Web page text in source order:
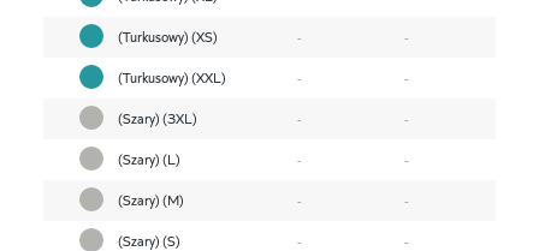
(Turkusowy) (XS)
-
-
(Turkusowy) (XXL)
-
-
(Szary) (3XL)
-
-
(Szary) (L)
-
-
(Szary) (M)
-
-
(Szary) (S)
-
-